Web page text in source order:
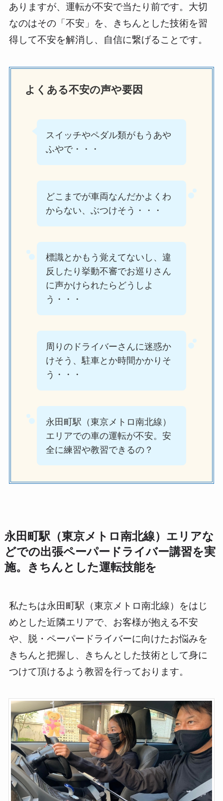
ありますが、運転が不安で当たり前です。大切
なのはその「不安」を、きちんとした技術を習
得して不安を解消し、自信に繋げることです。
よくある不安の声や要因
スイッチやペダル類がもうあや
ふやで・・・
どこまでが車両なんだかよくわ
からない、ぶつけそう・・・
標識とかもう覚えてないし、違
反したり挙動不審でお巡りさん
に声かけられたらどうしよ
う・・・
周りのドライバーさんに迷惑か
けそう、駐車とか時間かかりそ
う・・・
永田町駅（東京メトロ南北線）
エリアでの車の運転が不安。安
全に練習や教習できるの？
永田町駅（東京メトロ南北線）エリアな
どでの出張ペーパードライバー講習を実
施。きちんとした運転技能を
私たちは永田町駅（東京メトロ南北線）をはじ
めとした近隣エリアで、お客様が抱える不安
や、脱・ペーパードライバーに向けたお悩みを
きちんと把握し、きちんとした技術として身に
つけて頂けるよう教習を行っております。